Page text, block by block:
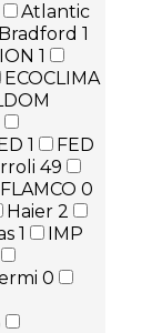
Atlantic
Bradford 1
1
ECOCLIMA
1
FED
49
FLAMCO 0
Haier 2
1
IMP
0